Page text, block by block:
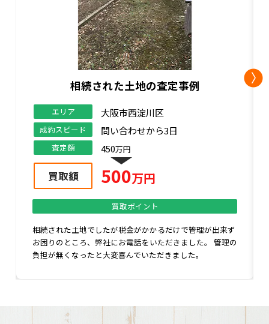
古家付土地の買取事例2
エリア 高槻市
成約スピード 問い合わせから3日
査定額 170万円
買取額 200万円
買取ポイント
更地にしてから売却するか、古家の状態で売却するかお悩
みのところ弊社までご相談のお問い合わせをいただきまし
た。弊社では現状のままでの買取が可能です！